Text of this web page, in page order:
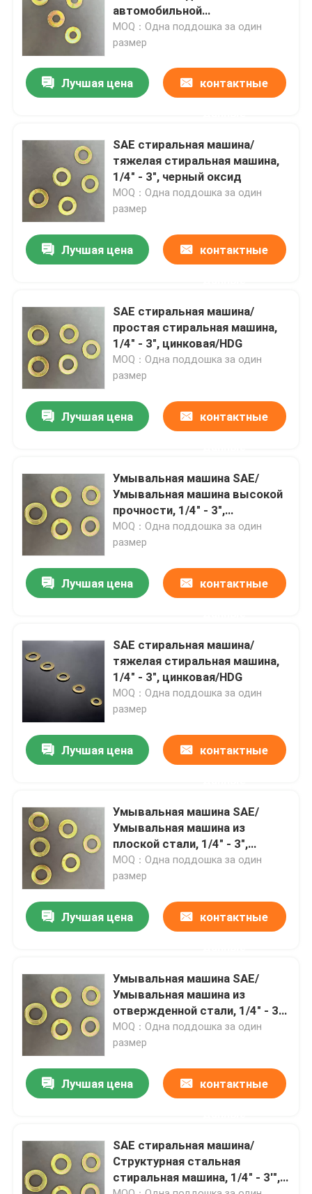
Продукция
О Компании
Наша фабрика
Отправить запрос
Плоская стальная стиральная машина
Стертые стальные стиральные машины
Структурные стальные стиральные машины
Тяжелая стиральная машина
автомобильной
промышленности
MOQ：Одна поддошка за один
размер
Лучшая цена контактные
SAE стиральная машина/
тяжелая стиральная машина,
1/4" - 3", черный оксид
MOQ：Одна поддошка за один
размер
Лучшая цена контактные
SAE стиральная машина/
простая стиральная машина,
1/4" - 3", цинковая/HDG
MOQ：Одна поддошка за один
размер
Лучшая цена контактные
Умывальная машина SAE/
Умывальная машина высокой
прочности, 1/4" - 3",
цинковая/HDG
MOQ：Одна поддошка за один
размер
Лучшая цена контактные
SAE стиральная машина/
тяжелая стиральная машина,
1/4" - 3", цинковая/HDG
MOQ：Одна поддошка за один
размер
Лучшая цена контактные
Умывальная машина SAE/
Умывальная машина из
плоской стали, 1/4" - 3",
цинковая/HDG
MOQ：Одна поддошка за один
размер
Лучшая цена контактные
Умывальная машина SAE/
Умывальная машина из
отвержденной стали, 1/4" - 3",
цинковая/HDG
MOQ：Одна поддошка за один
размер
Лучшая цена контактные
SAE стиральная машина/
Структурная стальная
стиральная машина, 1/4" - 3'",